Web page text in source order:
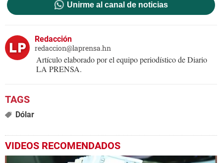
Unirme al canal de noticias
Redacción
redaccion@laprensa.hn
Artículo elaborado por el equipo periodístico de Diario
LA PRENSA.
Dólar
VIDEOS RECOMENDADOS